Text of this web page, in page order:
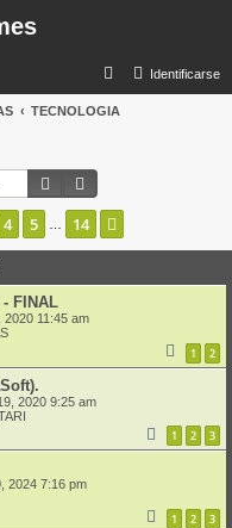
Identificarse
r
TECNOLOGIA
Buscar
14
4 5 14
- FINAL
2020 11:45 am
1 2
2020 9:25 am
1 2 3
2024 7:16 pm
1 2 3